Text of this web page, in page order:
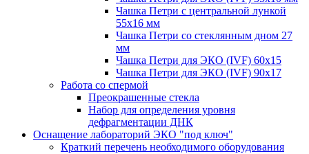
Чашка Петри с центральной лункой
55x16 мм
Чашка Петри со стеклянным дном 27
мм
Чашка Петри для ЭКО (IVF) 60х15
Чашка Петри для ЭКО (IVF) 90х17
Работа со спермой
Преокрашенные стекла
Набор для определения уровня
дефрагментации ДНК
Оснащение лабораторий ЭКО "под ключ"
Краткий перечень необходимого оборудования